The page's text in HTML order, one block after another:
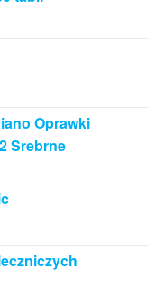
Oprawki
Srebrne